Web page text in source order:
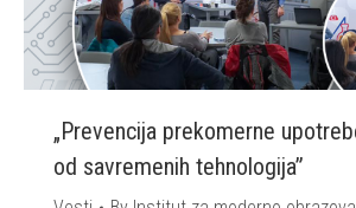
„Prevencija prekomerne
od savremenih tehnologija”